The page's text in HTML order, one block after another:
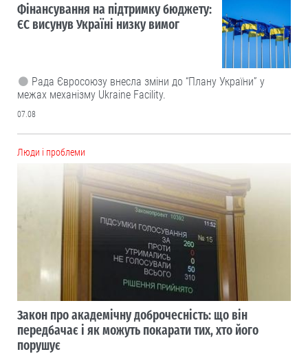
Фінансування на підтримку бюджету:
ЄС висунув Україні низку вимог
Рада Євросоюзу внесла зміни до “Плану України” у
межах механізму Ukraine Facility.
07.08
Люди і проблеми
Закон про академічну доброчесність: що він
передбачає і як можуть покарати тих, хто його
порушує